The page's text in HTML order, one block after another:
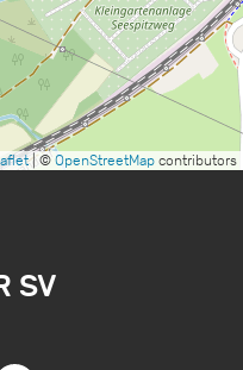
|© OpenStreetMap contributors
SV